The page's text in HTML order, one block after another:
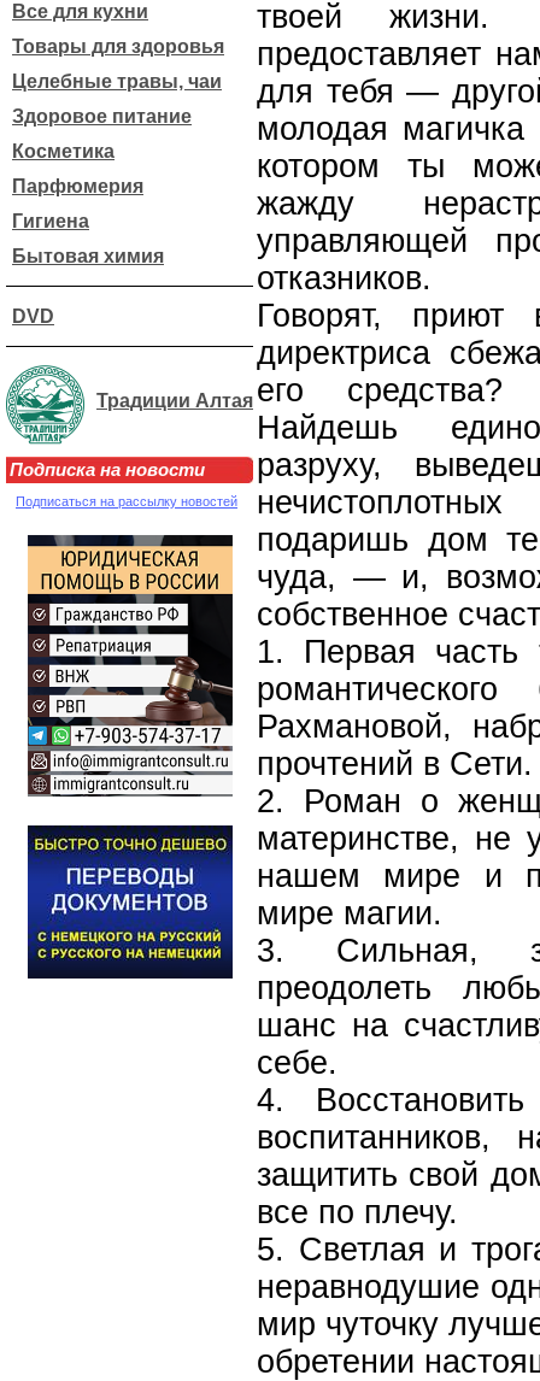
Все для кухни
Товары для здоровья
Целебные травы, чаи
Здоровое питание
Косметика
Парфюмерия
Гигиена
Бытовая химия
DVD
Традиции Алтая
Подписка на новости
Подписаться на рассылку новостей
твоей жизни.
предоставляет
для тебя —
молодая
котором ты
жажду
управляющей
отказников.
Говорят,
директриса
его
Найдешь
разруху,
подаришь дом
чуда, — и,
собственное
1. Первая часть
Рахмановой,
прочтений в Сети.
2. Роман о
материнстве, не
нашем мире и
мире магии.
3. Сильная,
преодолеть
шанс на
себе.
4.
воспитанников,
защитить свой
все по плечу.
5. Светлая и
неравнодушие
мир чуточку
обретении